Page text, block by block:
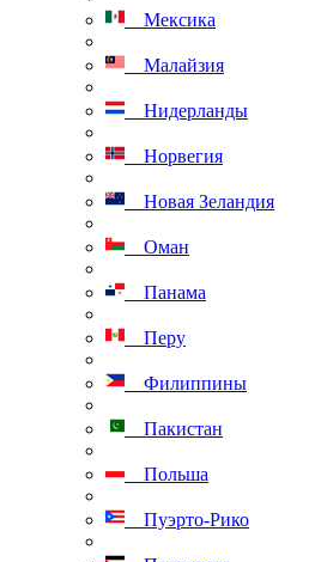
Мексика
Малайзия
Нидерланды
Норвегия
Новая Зеландия
Оман
Панама
Перу
Филиппины
Пакистан
Польша
Пуэрто-Рико